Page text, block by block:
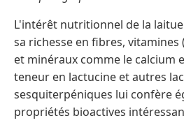
L'intérêt nutritionnel de la
sa richesse en fibres, vitamines
et minéraux comme le calcium
teneur en lactucine et autres
sesquiterpéniques lui confère
propriétés bioactives